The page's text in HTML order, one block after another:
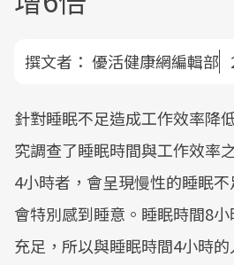
撰文者： 優活健康網編輯部
針對睡眠不足造成工作效率降
究調查了睡眠時間與工作效率
4小時者，會呈現慢性的睡眠
會特別感到睡意。睡眠時間8
充足，所以與睡眠時間4小時